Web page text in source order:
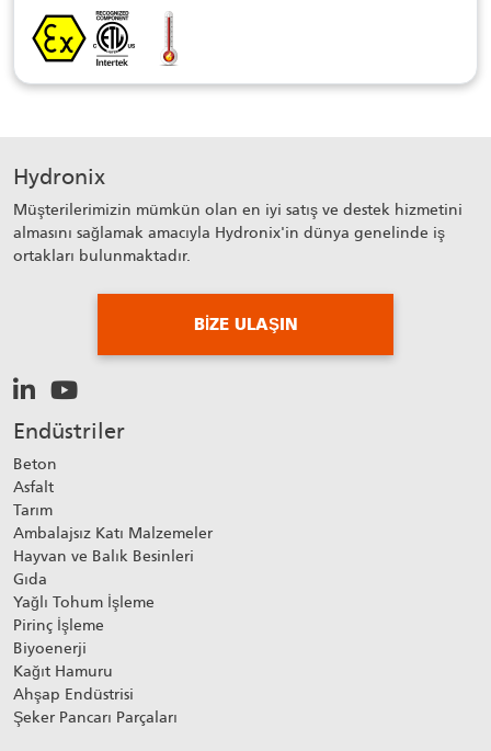
Hydronix
Müşterilerimizin mümkün olan en iyi satış ve destek hizmetini
almasını sağlamak amacıyla Hydronix'in dünya genelinde iş
ortakları bulunmaktadır.
BIZE ULAŞIN
Endüstriler
Beton
Asfalt
Tarım
Ambalajsız Katı Malzemeler
Hayvan ve Balık Besinleri
Gıda
Yağlı Tohum İşleme
Pirinç İşleme
Biyoenerji
Kağıt Hamuru
Ahşap Endüstrisi
Şeker Pancarı Parçaları